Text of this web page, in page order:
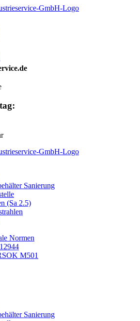
Sanierung
(Sa 2.5)
Normen
M501
Sanierung